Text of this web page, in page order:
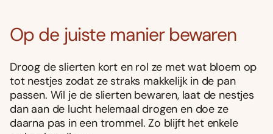
Op de juiste manier bewaren
Droog de slierten kort en rol ze met wat bloem op
tot nestjes zodat ze straks makkelijk in de pan
passen. Wil je de slierten bewaren, laat de nestjes
dan aan de lucht helemaal drogen en doe ze
daarna pas in een trommel. Zo blijft het enkele